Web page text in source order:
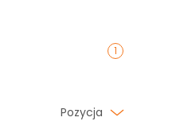
Pozycja
1